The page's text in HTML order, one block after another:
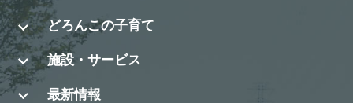
どろんこの子育て
施設・サービス
最新情報